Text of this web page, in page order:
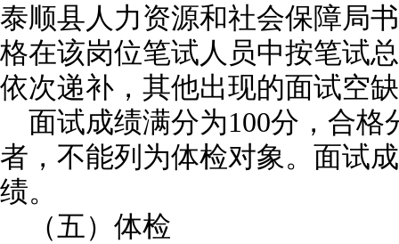
泰顺县人力资源和社会保障局
格在该岗位笔试人员中按笔试
依次递补，其他出现的面试空
面试成绩满分为100分，合格
者，不能列为体检对象。面试
绩。
（五）体检